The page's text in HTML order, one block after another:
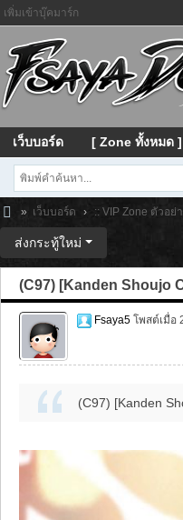
เพิ่มเข้าบุ๊คมาร์ก
เว็บบอร์ด [ Zone ทั้งหมด ]
ay
» เว็บบอร์ด › :: VIP Zone ตัวอย่า
ส่งกระทู้ใหม่
(C97) [Kanden Shoujo
Fsaya5 โพสต์เมื่อ
(C97) [Kanden